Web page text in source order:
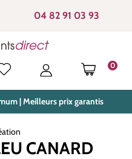
04 82 91 03 93
0
LE
| Meilleurs prix garantis
CANARD